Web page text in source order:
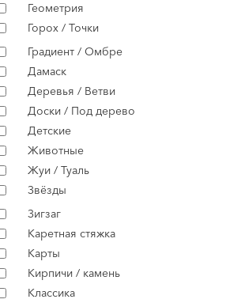
Геометрия
Горох / Точки
Градиент / Омбре
Дамаск
Деревья / Ветви
Доски / Под дерево
Детские
Животные
Жуи / Туаль
Звёзды
Зигзаг
Каретная стяжка
Карты
Кирпичи / камень
Классика